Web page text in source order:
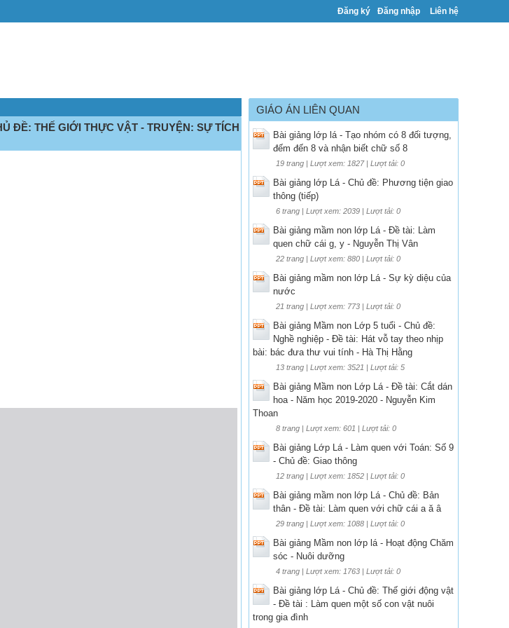
Đăng ký Đăng nhập Liên hệ
ĐỀ: THẾ GIỚI THỰC VẬT - TRUYỆN: SỰ TÍCH
GIÁO ÁN LIÊN QUAN
Bài giảng lớp lá - Tạo nhóm có 8 đối tượng,
đếm đến 8 và nhận biết chữ số 8
19 trang | Lượt xem: 1827 | Lượt tải: 0
Bài giảng lớp Lá - Chủ đề: Phương tiện giao
thông (tiếp)
6 trang | Lượt xem: 2039 | Lượt tải: 0
Bài giảng mầm non lớp Lá - Đề tài: Làm
quen chữ cái g, y - Nguyễn Thị Vân
22 trang | Lượt xem: 880 | Lượt tải: 0
Bài giảng mầm non lớp Lá - Sự kỳ diệu của
nước
21 trang | Lượt xem: 773 | Lượt tải: 0
Bài giảng Mầm non Lớp 5 tuổi - Chủ đề:
Nghề nghiệp - Đề tài: Hát vỗ tay theo nhịp
bài: bác đưa thư vui tính - Hà Thị Hằng
13 trang | Lượt xem: 3521 | Lượt tải: 5
Bài giảng Mầm non Lớp Lá - Đề tài: Cắt dán
hoa - Năm học 2019-2020 - Nguyễn Kim
Thoan
8 trang | Lượt xem: 601 | Lượt tải: 0
Bài giảng Lớp Lá - Làm quen với Toán: Số 9
- Chủ đề: Giao thông
12 trang | Lượt xem: 1852 | Lượt tải: 0
Bài giảng mầm non lớp Lá - Chủ đề: Bản
thân - Đề tài: Làm quen với chữ cái a ă â
29 trang | Lượt xem: 1088 | Lượt tải: 0
Bài giảng Mầm non lớp lá - Hoạt động Chăm
sóc - Nuôi dưỡng
4 trang | Lượt xem: 1763 | Lượt tải: 0
Bài giảng lớp Lá - Chủ đề: Thế giới động vật
- Đề tài : Làm quen một số con vật nuôi
trong gia đình